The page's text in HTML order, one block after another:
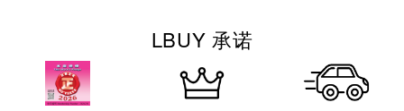
LBUY 承诺